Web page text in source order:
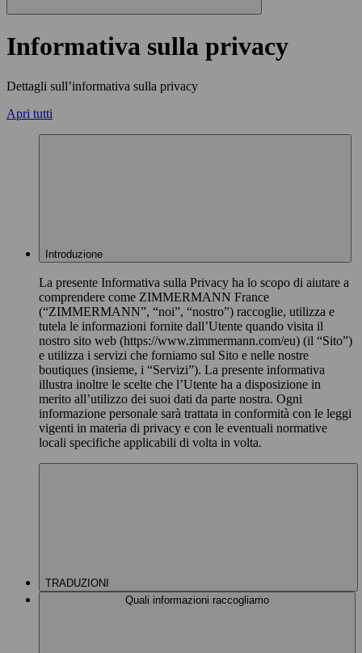
Informativa sulla privacy
Dettagli sull’informativa sulla privacy
Apri tutti
Introduzione
La presente Informativa sulla Privacy ha lo scopo di aiutare a
comprendere come ZIMMERMANN France
(“ZIMMERMANN”, “noi”, “nostro”) raccoglie, utilizza e
tutela le informazioni fornite dall’Utente quando visita il
nostro sito web (https://www.zimmermann.com/eu) (il “Sito”)
e utilizza i servizi che forniamo sul Sito e nelle nostre
boutiques (insieme, i “Servizi”). La presente informativa
illustra inoltre le scelte che l’Utente ha a disposizione in
merito all’utilizzo dei suoi dati da parte nostra. Ogni
informazione personale sarà trattata in conformità con le leggi
vigenti in materia di privacy e con le eventuali normative
locali specifiche applicabili di volta in volta.
TRADUZIONI
Quali informazioni raccogliamo